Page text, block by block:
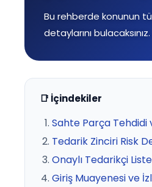
Bu rehberde konunun
detaylarını bulacaksınız.
📑 İçindekiler
Sahte Parça Tehdidi
Tedarik Zinciri Risk
Onaylı Tedarikçi
Giriş Muayenesi ve